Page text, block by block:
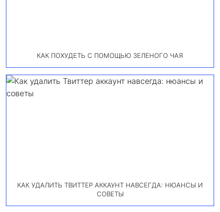
КАК ПОХУДЕТЬ С ПОМОЩЬЮ ЗЕЛЕНОГО ЧАЯ
КАК УДАЛИТЬ ТВИТТЕР АККАУНТ НАВСЕГДА: НЮАНСЫ И
СОВЕТЫ